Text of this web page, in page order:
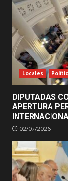
Locales
DIPUTADAS
APERTURA
02/07/2026